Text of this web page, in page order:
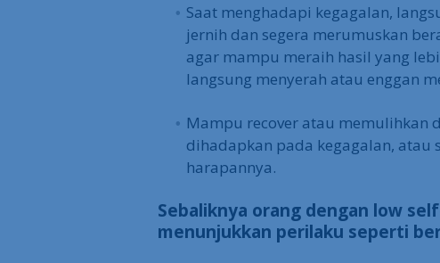
Saat menghadapi kegagalan,
jernih dan segera merumuskan
agar mampu meraih hasil yang
langsung menyerah atau enggan
Mampu recover atau memulihkan
dihadapkan pada kegagalan, atau
harapannya.
Sebaliknya orang dengan low
menunjukkan perilaku seperti